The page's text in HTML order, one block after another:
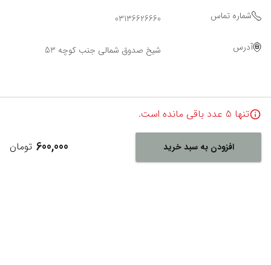
تنها 5 عدد باقی مانده است.
افزودن به سبد خرید 600,000 تومان
شماره تماس 03136626660
آدرس شیخ صدوق شمالی جنب کوچه 53